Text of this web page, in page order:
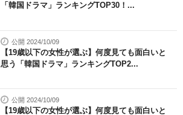
「韓国ドラマ」ランキングTOP30！...
公開 2024/10/09
【19歳以下の女性が選ぶ】何度見ても面白いと
思う「韓国ドラマ」ランキングTOP2...
公開 2024/10/09
【19歳以下の女性が選ぶ】何度見ても面白いと